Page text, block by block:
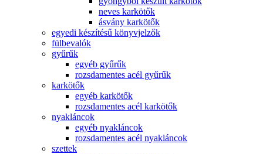
neves karkötők
ásvány karkötők
egyedi készítésű könyvjelzők
fülbevalók
gyűrűk
egyéb gyűrűk
rozsdamentes acél gyűrűk
karkötők
egyéb karkötők
rozsdamentes acél karkötők
nyakláncok
egyéb nyakláncok
rozsdamentes acél nyakláncok
szettek